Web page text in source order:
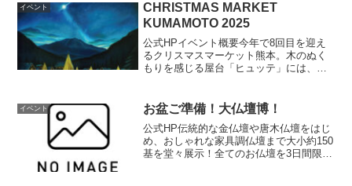
イベント
CHRISTMAS MARKET
KUMAMOTO 2025
公式HPイベント概要今年で8回目を迎え
るクリスマスマーケット熊本。木のぬく
もりを感じる屋台「ヒュッテ」には、温
た竹あかりが灯り、やさしい光に包まれ
た心温まる空間が広がり...
イベント お盆ご準備！大仏壇博！
公式HP伝統的な金仏壇や唐木仏壇をはじ
め、おしゃれな家具調仏壇まで大小約150
基を堂々展示！全てのお仏壇を3日間限り